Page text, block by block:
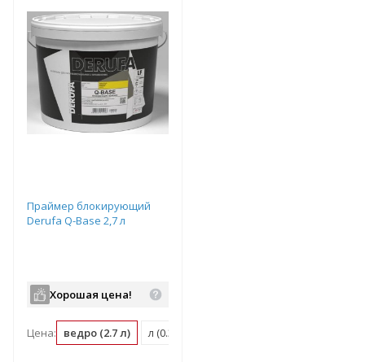
Праймер блокирующий
Derufa Q-Base 2,7 л
Хорошая цена!
Цена: ведро (2.7 л) л (0.37 ведро)